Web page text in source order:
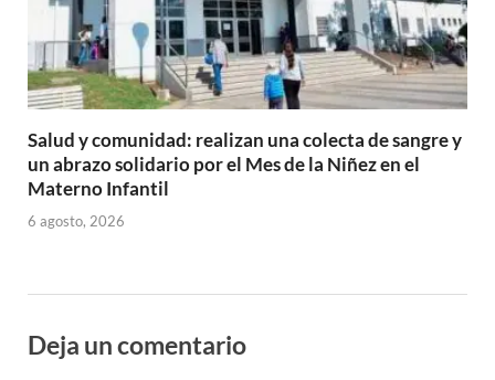
Salud y comunidad: realizan una colecta de sangre y
un abrazo solidario por el Mes de la Niñez en el
Materno Infantil
6 agosto, 2026
Deja un comentario